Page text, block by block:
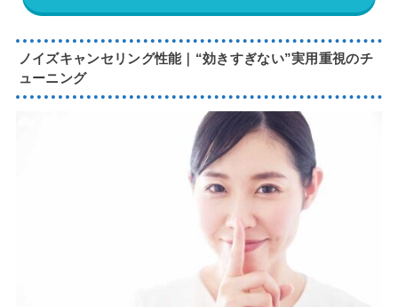
ノイズキャンセリング性能｜“効きすぎない”実用重視のチ
ューニング